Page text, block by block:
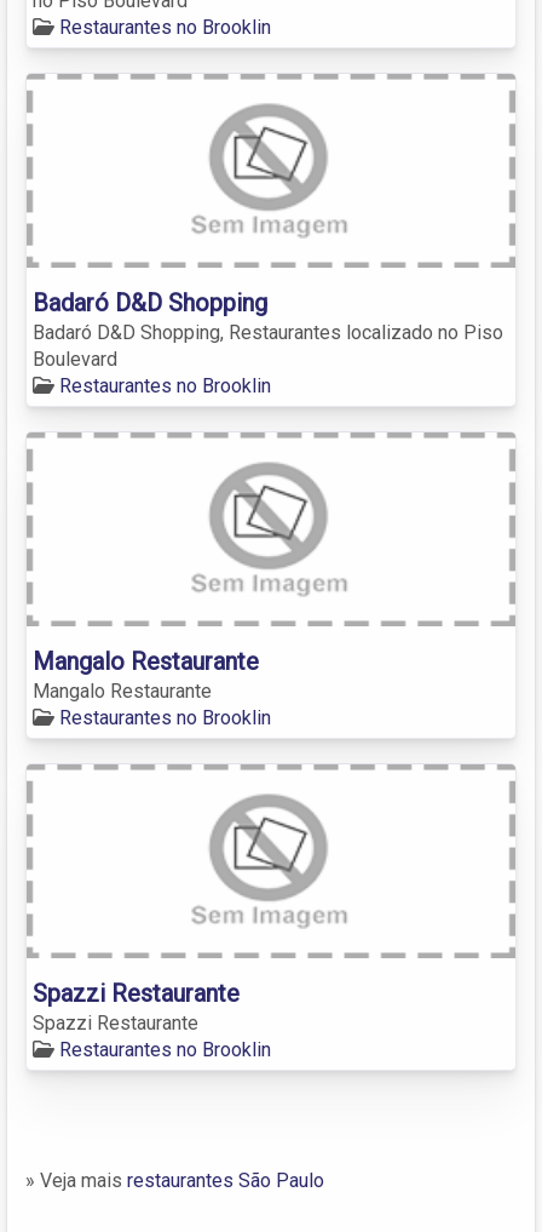
Restaurantes no Brooklin
Badaró D&D Shopping
Badaró D&D Shopping, Restaurantes localizado no Piso
Boulevard
Restaurantes no Brooklin
Mangalo Restaurante
Mangalo Restaurante
Restaurantes no Brooklin
Spazzi Restaurante
Spazzi Restaurante
Restaurantes no Brooklin
» Veja mais restaurantes São Paulo